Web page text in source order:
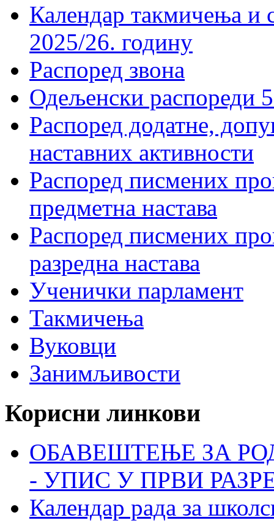
Календар такмичења
2025/26. годину
Распоред звона
Одељенски распореди
Распоред додатне,
наставних активности
Распоред писмених
предметна настава
Распоред писмених
разредна настава
Ученички парламент
Такмичења
Вуковци
Занимљивости
Корисни линкови
ОБАВЕШТЕЊЕ ЗА
- УПИС У ПРВИ
Календар рада за